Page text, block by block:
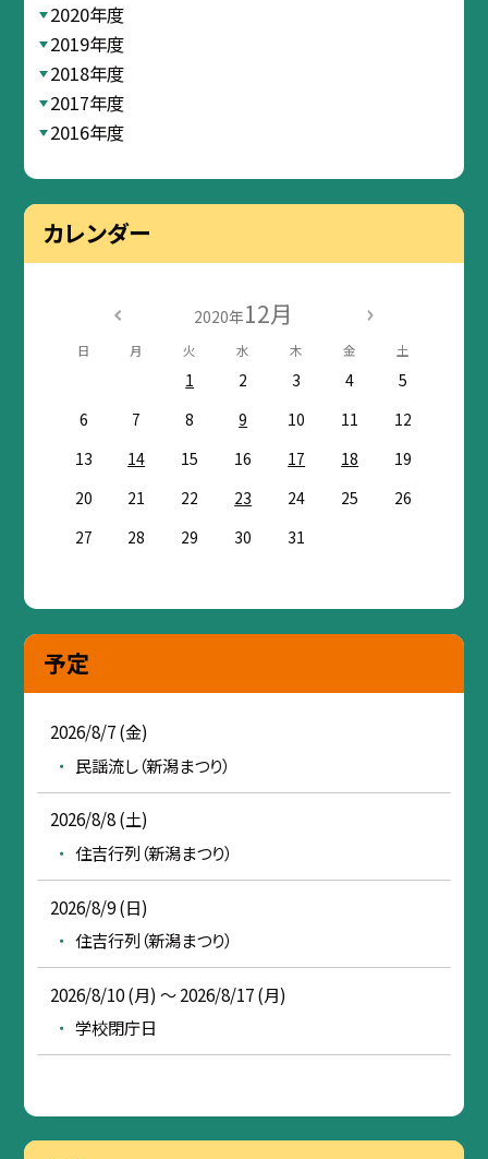
2020年度
2019年度
2018年度
2017年度
2016年度
カレンダー
2020年12月
日 月 火 水 木 金 土
1 2 3 4
5
6
7 8 9 10 11
12
13
14 15 16 17 18
19
20
21 22 23 24 25
26
27
28 29 30 31
予定
2026/8/7 (金)
民謡流し（新潟まつり）
2026/8/8 (土)
住吉行列（新潟まつり）
2026/8/9 (日)
住吉行列（新潟まつり）
2026/8/10 (月) ～ 2026/8/17 (月)
学校閉庁日